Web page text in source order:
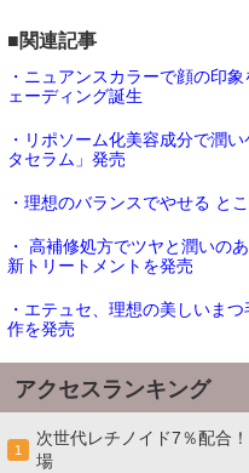
■関連記事
・ニュアンスカラーで顔の印
ェーディング誕生
・リポソーム化美容成分で潤
タセラム」発売
・理想のバランスでやせる と
・ 高補修処方でツヤと潤いの
新トリートメントを発売
・エテュセ、理想の美しいま
作を発売
アクセスランキング
1
次世代レチノイド7％配合
場